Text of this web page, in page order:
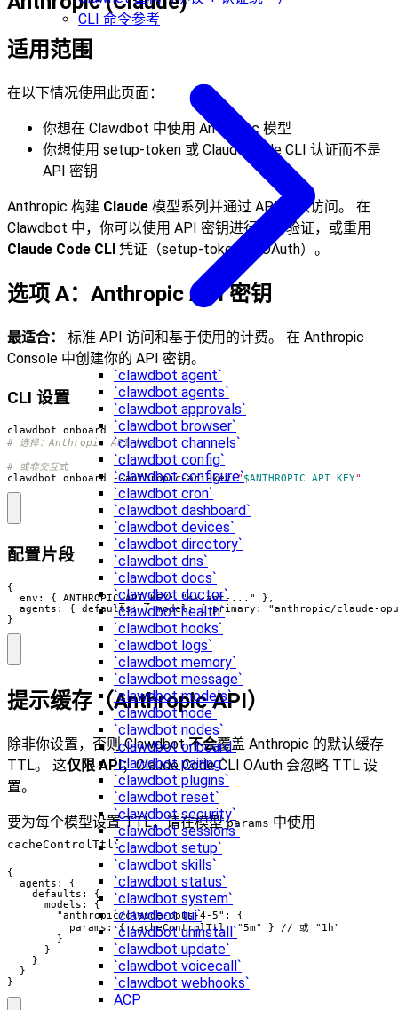
CLI 命令参考
`clawdbot agent`
`clawdbot agents`
`clawdbot approvals`
`clawdbot browser`
`clawdbot channels`
`clawdbot config`
`clawdbot configure`
`clawdbot cron`
`clawdbot dashboard`
`clawdbot devices`
`clawdbot directory`
`clawdbot dns`
`clawdbot docs`
`clawdbot doctor`
`clawdbot health`
`clawdbot hooks`
`clawdbot logs`
`clawdbot memory`
`clawdbot message`
`clawdbot models`
`clawdbot node`
`clawdbot nodes`
`clawdbot onboard`
`clawdbot pairing`
`clawdbot plugins`
`clawdbot reset`
`clawdbot security`
`clawdbot sessions`
`clawdbot setup`
`clawdbot skills`
`clawdbot status`
`clawdbot system`
`clawdbot tui`
`clawdbot uninstall`
`clawdbot update`
`clawdbot voicecall`
`clawdbot webhooks`
ACP
适用范围
在以下情况使用此页面：
你想在 Clawdbot 中使用 Anthropic 模型
你想使用 setup-token 或 Claude Code CLI 认证而不是
API 密钥
Anthropic 构建 Claude 模型系列并通过 API 提供访问。 在
Clawdbot 中，你可以使用 API 密钥进行身份验证，或重用
Claude Code CLI 凭证（setup-token 或 OAuth）。
选项 A：Anthropic API 密钥
最适合：
标准 API 访问和基于使用的计费。 在 Anthropic
Console 中创建你的 API 密钥。
CLI 设置
# 选择：Anthropic API key
# 或非交互式
clawdbot onboard --anthropic-api-key " $ANTHROPIC_API_KEY"
配置片段
{
  env: { ANTHROPIC_API_KEY: "sk-ant-..." },
agents: { defaults: { model: { primary: "anthropic/claude-
}
提示缓存（Anthropic API）
除非你设置，否则 Clawdbot不会覆盖 Anthropic 的默认缓存
TTL。 这仅限 API；Claude Code CLI OAuth 会忽略 TTL 设
置。
要为每个模型设置 TTL，请在模型params 中使用
cacheControlTtl：
{
  agents: {
    defaults: {
      models: {
        "anthropic/claude-opus-4-5": {
          params: { cacheControlTtl: "5m" } // 或 "1h"
        }
      }
    }
  }
}